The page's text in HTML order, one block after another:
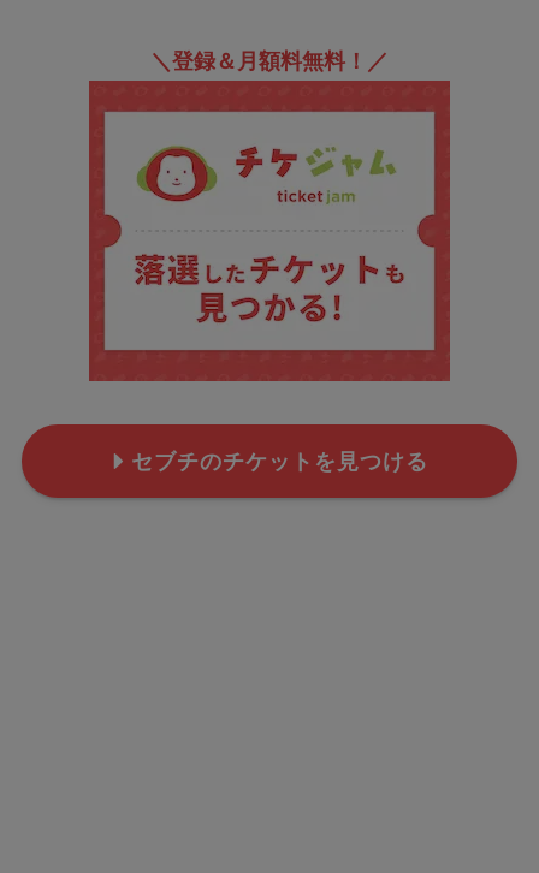
＼登録＆月額料無料！／
セブチのチケットを見つける